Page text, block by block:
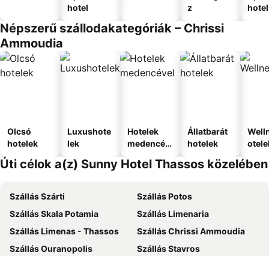
hotel
z
hotel
Népszerű szállodakategóriák – Chrissi
Ammoudia
Olcsó
hotelek
Luxushote
lek
Hotelek
medencév
Állatbarát
hotelek
Úti célok a(z) Sunny Hotel Thassos közelében
Szállás Szárti
Szállás Potos
Szállás Skala Potamia
Szállás Limenaria
Szállás Limenas - Thassos
Szállás Chrissi Ammoudia
Szállás Ouranopolis
Szállás Stavros